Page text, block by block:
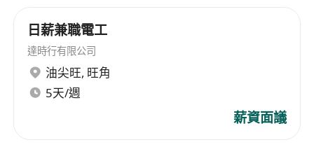
corporate image and brand value.
日薪兼職電工
達時行有限公司
油尖旺, 旺角
5天/週
薪資面議